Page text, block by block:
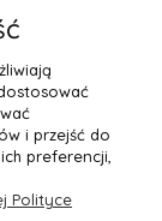
i przejść do
preferencji,
Polityce